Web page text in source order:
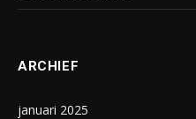
ARCHIEF
januari 2025